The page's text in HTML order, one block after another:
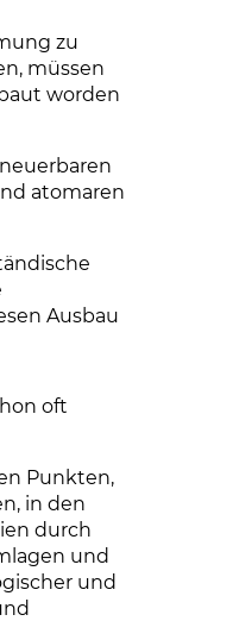
zu
müssen
worden
atomaren
Ausbau
oft
Punkten,
in den
durch
und
und